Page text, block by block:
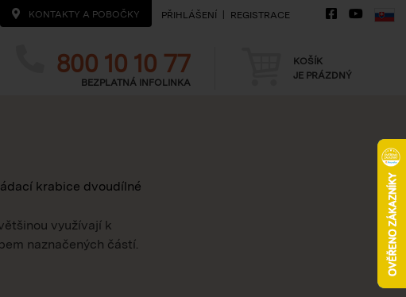
KONTAKTY A POBOČKY PŘIHLÁŠENÍ REGISTRACE
Telefon
800 10 10 77
BEZPLATNÁ INFOLINKA Košík
KOŠÍK
JE PRÁZDNÝ
krabice dvoudílné
využívají k
naznačených částí.